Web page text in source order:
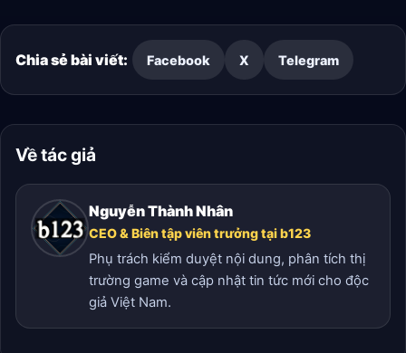
Chia sẻ bài viết: Facebook X Telegram
Về tác giả
Nguyễn Thành Nhân
CEO & Biên tập viên trưởng tại b123
Phụ trách kiểm duyệt nội dung, phân tích thị
trường game và cập nhật tin tức mới cho độc
giả Việt Nam.